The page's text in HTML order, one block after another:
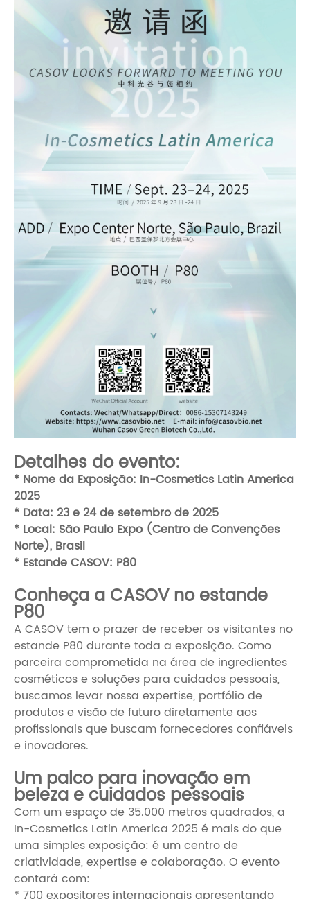
Detalhes do evento:
* Nome da Exposição: In-Cosmetics Latin America
2025
* Data: 23 e 24 de setembro de 2025
* Local: São Paulo Expo (Centro de Convenções
Norte), Brasil
* Estande CASOV: P80
Conheça a CASOV no estande
P80
A CASOV tem o prazer de receber os visitantes no
estande P80 durante toda a exposição. Como
parceira comprometida na área de ingredientes
cosméticos e soluções para cuidados pessoais,
buscamos levar nossa expertise, portfólio de
produtos e visão de futuro diretamente aos
profissionais que buscam fornecedores confiáveis ​​
e inovadores.
Um palco para inovação em
beleza e cuidados pessoais
Com um espaço de 35.000 metros quadrados, a
In-Cosmetics Latin America 2025 é mais do que
uma simples exposição: é um centro de
criatividade, expertise e colaboração. O evento
contará com: